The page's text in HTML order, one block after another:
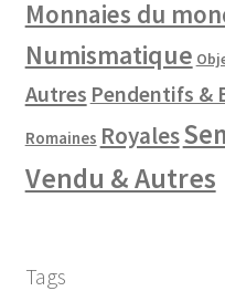
Monnaies du
Numismatique
Autres Pendentifs &
Romaines Royales
Vendu & Autres
Tags